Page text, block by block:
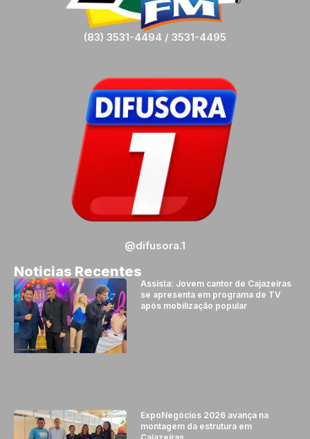
(83) 3531-4494 / 3531-4495
@difusora.1
Noticias Recentes
Assista: Jovem cantor de Cajazeiras
se apresenta em programa de TV
após mobilização popular
ExpoNegócios 2026 avança na
montagem da estrutura em